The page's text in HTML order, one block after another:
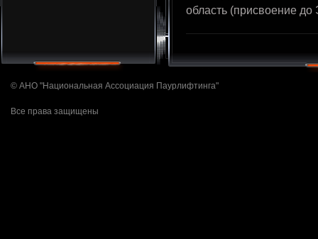
область (присвоение
© АНО "Национальная Ассоциация Паурлифтинга"
Все права защищены